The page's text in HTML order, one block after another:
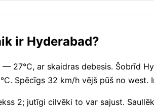
ir Hyderabad?
27°C, ar skaidras debesis. Šobrīd
Spēcīgs 32 km/h vējš pūš no west.
2; jutīgi cilvēki to var sajust.